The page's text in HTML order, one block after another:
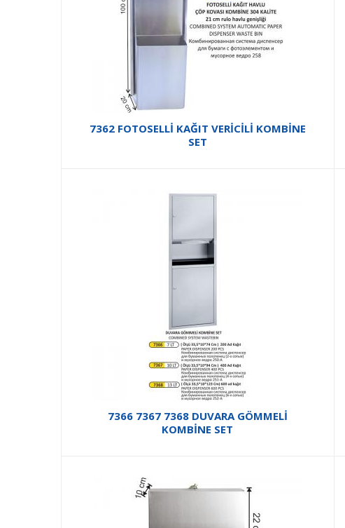
7362 FOTOSELLİ KAĞIT VERİCİLİ KOMBİNE
SET
7366 7367 7368 DUVARA GÖMMELİ
KOMBİNE SET